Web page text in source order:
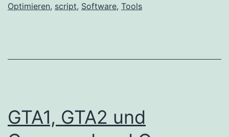
Youtube
Optimieren, script, Software, Tools
GTA1, GTA2 und